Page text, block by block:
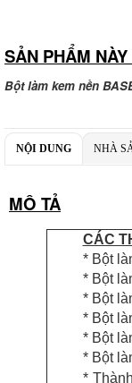
SẢN PHẨM
Bột làm kem nền
NỘI DUNG NHÀ
MÔ TẢ
CÁC
* Bột
* Bột
* Bột
* Bột
* Bột
* Bột
*